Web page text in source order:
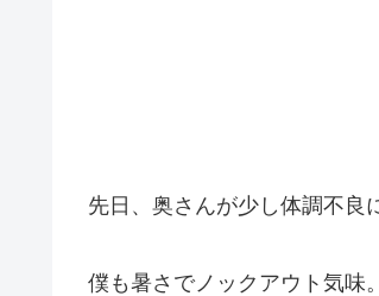
先日、奥さんが少し体調不良
僕も暑さでノックアウト気味。